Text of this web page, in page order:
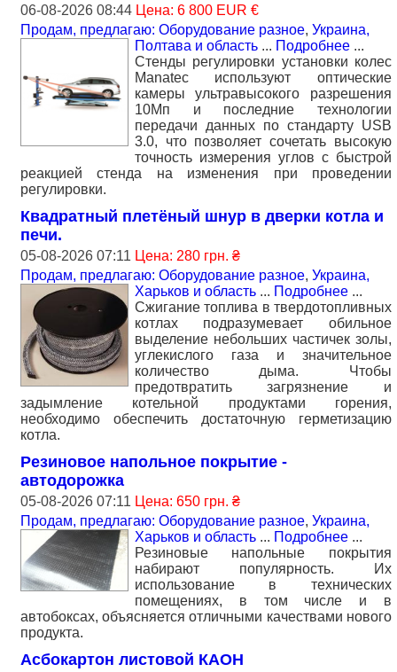
06-08-2026 08:44 Цена: 6 800 EUR €
Продам, предлагаю: Оборудование разное, Украина,
Полтава и область ... Подробнее ...
Стенды регулировки установки колес
Manatec используют оптические
камеры ультравысокого разрешения
10Мп и последние технологии
передачи данных по стандарту USB
3.0, что позволяет сочетать высокую
точность измерения углов с быстрой
реакцией стенда на изменения при проведении
регулировки.
Квадратный плетёный шнур в дверки котла и
печи.
05-08-2026 07:11 Цена: 280 грн. ₴
Продам, предлагаю: Оборудование разное, Украина,
Харьков и область ... Подробнее ...
Сжигание топлива в твердотопливных
котлах подразумевает обильное
выделение небольших частичек золы,
углекислого газа и значительное
количество дыма. Чтобы
предотвратить загрязнение и
задымление котельной продуктами горения,
необходимо обеспечить достаточную герметизацию
котла.
Резиновое напольное покрытие -
автодорожка
05-08-2026 07:11 Цена: 650 грн. ₴
Продам, предлагаю: Оборудование разное, Украина,
Харьков и область ... Подробнее ...
Резиновые напольные покрытия
набирают популярность. Их
использование в технических
помещениях, в том числе и в
автобоксах, объясняется отличными качествами нового
продукта.
Асбокартон листовой КАОН